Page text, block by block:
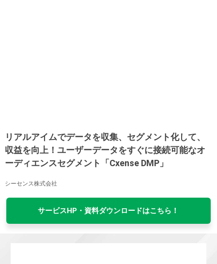
リアルアイムでデータを収集、セグメント化して、
収益を向上！ユーザーデータをすぐに接続可能なオ
ーディエンスセグメント「Cxense DMP」
シーセンス株式会社
サービスHP・資料ダウンロードはこちら！